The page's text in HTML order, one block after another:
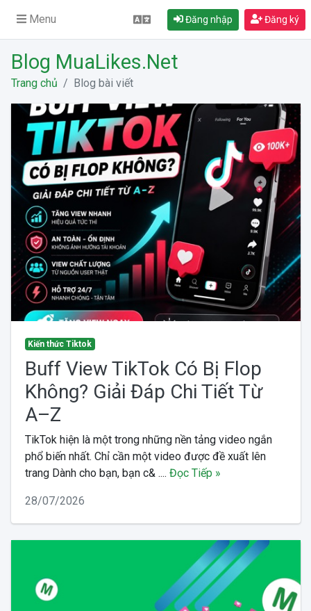
Menu Đăng nhập Đăng ký
Blog MuaLikes.Net
Trang chủ Blog bài viết
Kiến thức Tiktok
Buff View TikTok Có Bị Flop
Không? Giải Đáp Chi Tiết Từ
A–Z
TikTok hiện là một trong những nền tảng video ngắn
phổ biến nhất. Chỉ cần một video được đề xuất lên
trang Dành cho bạn, bạn c& .... Đọc Tiếp »
28/07/2026